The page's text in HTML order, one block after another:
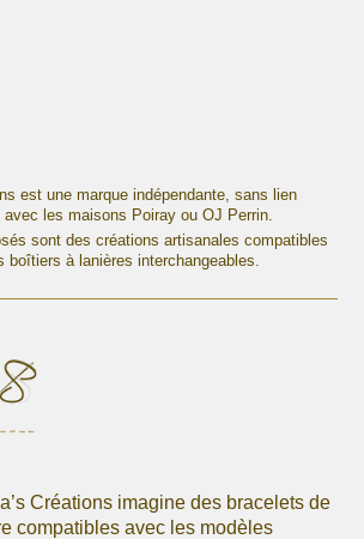
est une marque indépendante, sans lien
avec les maisons Poiray ou OJ Perrin.
sont des créations artisanales compatibles
boîtiers à lanières interchangeables.
Créations imagine des bracelets de
compatibles avec les modèles